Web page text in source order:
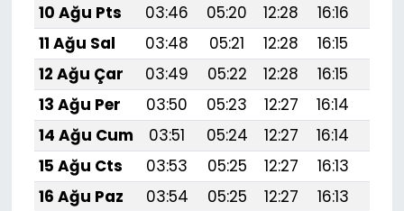
10 Ağu Pts
03:46 05:20 12:28 16:16
11 Ağu Sal
03:48 05:21 12:28 16:15
12 Ağu Çar
03:49 05:22 12:28 16:15
13 Ağu Per
03:50 05:23 12:27 16:14
14 Ağu Cum
03:51 05:24 12:27 16:14
15 Ağu Cts
03:53 05:25 12:27 16:13
16 Ağu Paz
03:54 05:25 12:27 16:13